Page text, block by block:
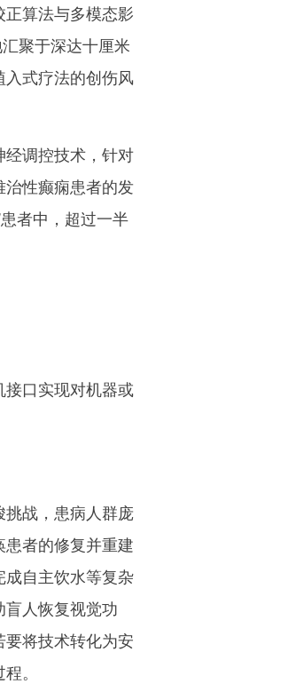
算法与多模态影
聚于深达十厘米
式疗法的创伤风
调控技术，针对
性癫痫患者的发
者中，超过一半
接口实现对机器或
战，患病人群庞
者的修复并重建
自主饮水等复杂
人恢复视觉功
将技术转化为安
。